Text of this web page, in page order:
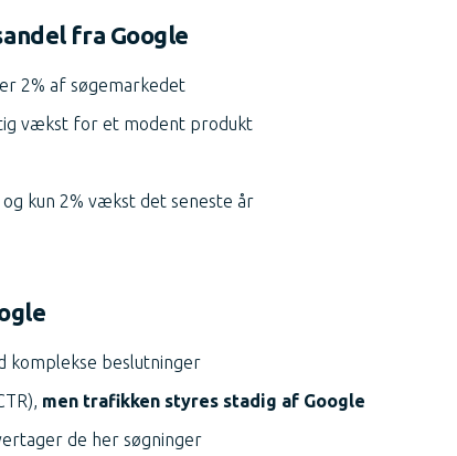
fra Google
2% af søgemarkedet
vækst for et modent produkt
kun 2% vækst det seneste år
komplekse beslutninger
men trafikken styres stadig af Google
de her søgninger